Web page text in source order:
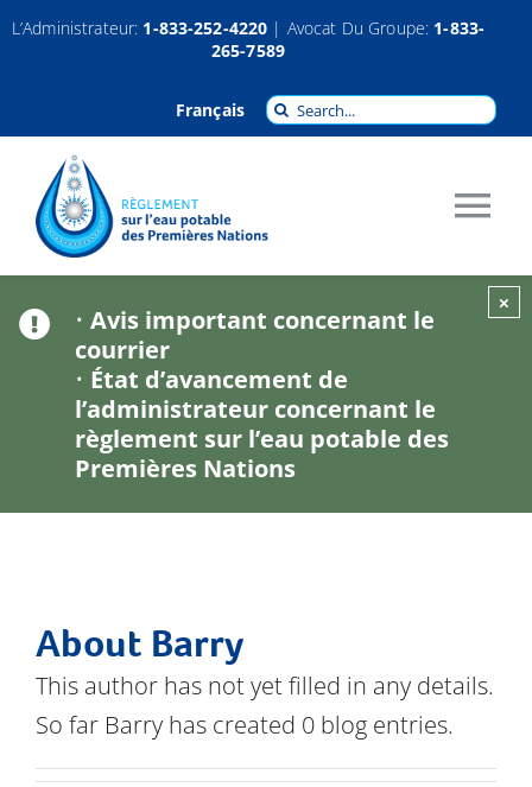
Passer
L’Administrateur: 1-833-252-4220 | Avocat Du Groupe: 1-833-
265-7589
Français
Recherche
pour
Réclamations
Indemnisation
Dernières nouvelles
Contactez-nous
•Avis important concernant le
courrier
• État d’avancement de
l’administrateur concernant le
règlement sur l’eau potable des
Premières Nations
×
About Barry
This author has not yet filled in any details.
So far Barry has created 0 blog entries.